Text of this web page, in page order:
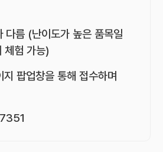
다름 (난이도가 높은 품목일
체험 가능)
팝업창을 통해 접수하며